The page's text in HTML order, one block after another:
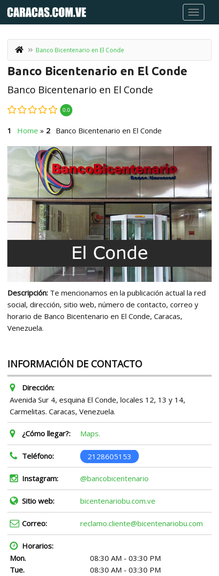
Banco Bicentenario en El Conde
Banco Bicentenario en El Conde
Banco Bicentenario en El Conde
0.0
Home » Banco Bicentenario en El Conde
Descripción: Te mencionamos en la publicación actual la red
social, dirección, sitio web, número de contacto, correo y
horario de Banco Bicentenario en El Conde, Caracas,
Venezuela.
INFORMACIÓN DE CONTACTO
Dirección:
Avenida Sur 4, esquina El Conde, locales 12, 13 y 14,
Carmelitas. Caracas, Venezuela.
¿Cómo llegar?: Maps.
Teléfono: 2128605153
Instagram: @bancobicentenario
Sitio web: bicentenariobu.com.ve
Correo: reclamo.cliente@bicentenariobu.com
Horarios:
Mon.
08:30 AM - 03:30 PM
Tue.
08:30 AM - 03:30 PM